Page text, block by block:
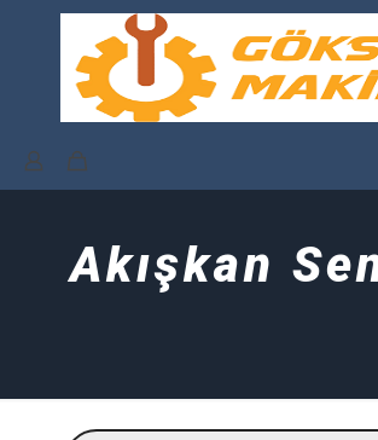
Akışkan